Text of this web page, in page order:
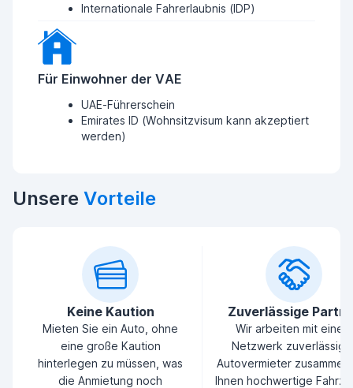
Internationale Fahrerlaubnis (IDP)
Für Einwohner der VAE
UAE-Führerschein
Emirates ID (Wohnsitzvisum kann akzeptiert
werden)
Unsere Vorteile
Keine Kaution
Mieten Sie ein Auto, ohne
eine große Kaution
hinterlegen zu müssen, was
die Anmietung noch
Zuverlässige
Wir arbeiten mit einem
Netzwerk
Autovermieter
Ihnen hochwertige